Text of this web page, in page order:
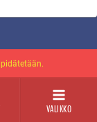
VALIKKO